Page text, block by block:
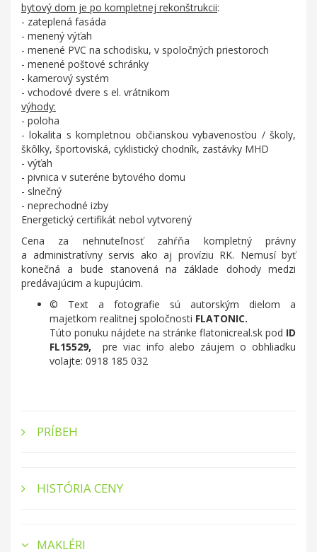
bytový dom je po kompletnej rekonštrukcii:
- zateplená fasáda
- menený výťah
- menené PVC na schodisku, v spoločných priestoroch
- menené poštové schránky
- kamerový systém
- vchodové dvere s el. vrátnikom
výhody:
- poloha
- lokalita s kompletnou občianskou vybavenosťou / školy,
škôlky, športoviská, cyklistický chodník, zastávky MHD
- výťah
- pivnica v suteréne bytového domu
- slnečný
- neprechodné izby
Energetický certifikát nebol vytvorený
Cena za nehnuteľnosť zahŕňa kompletný právny
a administratívny servis ako aj províziu RK. Nemusí byť
konečná a bude stanovená na základe dohody medzi
predávajúcim a kupujúcim.
© Text a fotografie sú autorským dielom a
majetkom realitnej spoločnosti FLATONIC.
Túto ponuku nájdete na stránke flatonicreal.sk pod ID
FL15529,
pre viac info alebo záujem o obhliadku
volajte: 0918 185 032
PRÍBEH
HISTÓRIA CENY
MAKLÉRI